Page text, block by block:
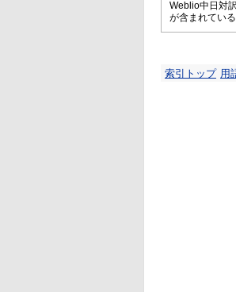
Weblio中日対
が含まれてい
索引トップ 用